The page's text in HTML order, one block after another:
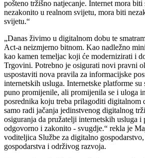
pošteno tržišno natjecanje. Internet mora
nezakonito u realnom svijetu, mora biti
svijetu.“
„Danas živimo u digitalnom dobu te
Act-a neizmjerno bitnom. Kao nadležno
kao kamen temeljac koji će modernizirati i
Trgovini. Potrebno je osigurati novi pravni
uspostaviti nova pravila za informacijske
internetskih usluga. Internetske platforme su
puno promijenile, ali promijenila se i uloga
posrednika koju treba prilagoditi digitalnom
samo radi jačanja jedinstvenog digitalnog
osiguranja da pružatelji internetskih usluga i
odgovorno i zakonito - svugdje.“ rekla je
voditeljica Službe za digitalno
gospodarstva i održivog razvoja.